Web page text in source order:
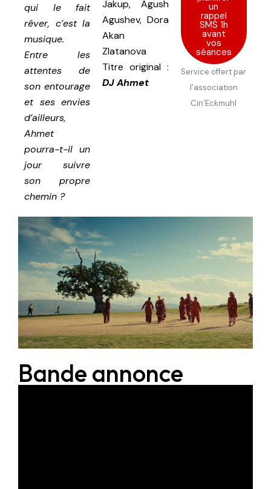
qui le fait
rêver, c’est la
musique.
Entre les
attentes de
son entourage
et ses envies
d’ailleurs,
Ahmet
pourra-t-il un
jour suivre
son propre
chemin ?
Jakup, Agush
Agushev, Dora
Akan
Zlatanova
Titre original :
DJ Ahmet
un
rappel
SMS 1h
avant
vos
séances
Service offert par
l’association
Cin’Eckmuhl
Bande annonce